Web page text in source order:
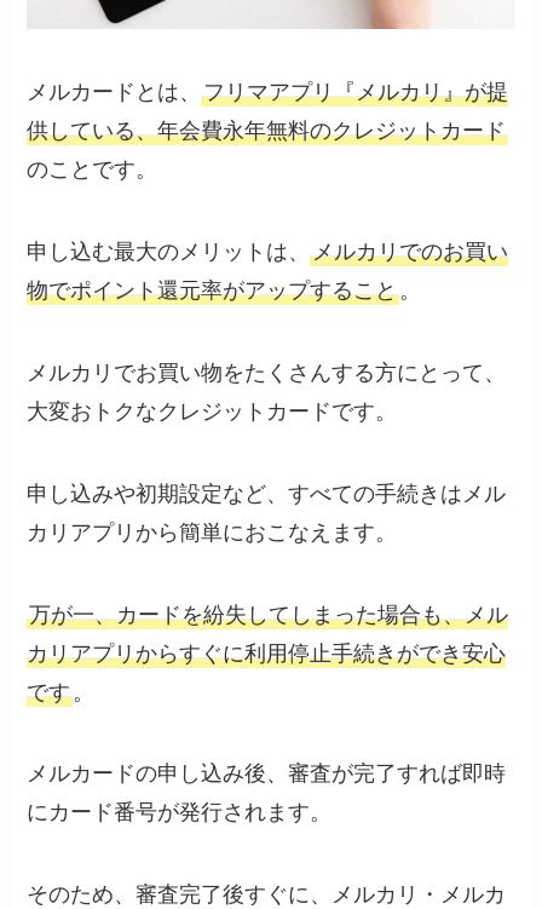
メルカードとは、フリマアプリ『メルカリ』が提
供している、年会費永年無料のクレジットカード
のことです。
申し込む最大のメリットは、メルカリでのお買い
物でポイント還元率がアップすること。
メルカリでお買い物をたくさんする方にとって、
大変おトクなクレジットカードです。
申し込みや初期設定など、すべての手続きはメル
カリアプリから簡単におこなえます。
万が一、カードを紛失してしまった場合も、メル
カリアプリからすぐに利用停止手続きができ安心
です。
メルカードの申し込み後、審査が完了すれば即時
にカード番号が発行されます。
そのため、審査完了後すぐに、メルカリ・メルカ